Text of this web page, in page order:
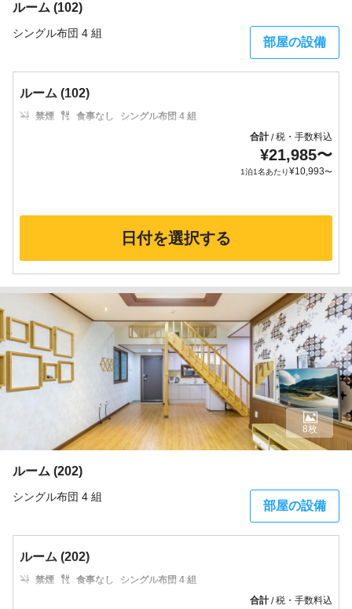
ルーム (102)
シングル布団 4 組
部屋の設備
ルーム (102)
禁煙 食事なし
シングル布団 4 組
合計/税・手数料込
¥21,985〜
1泊1名あたり¥10,993〜
日付を選択する
ルーム (202)
シングル布団 4 組
部屋の設備
8枚
ルーム (202)
禁煙 食事なし
シングル布団 4 組
合計/税・手数料込